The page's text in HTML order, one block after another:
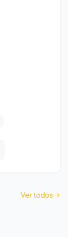
Ver todos